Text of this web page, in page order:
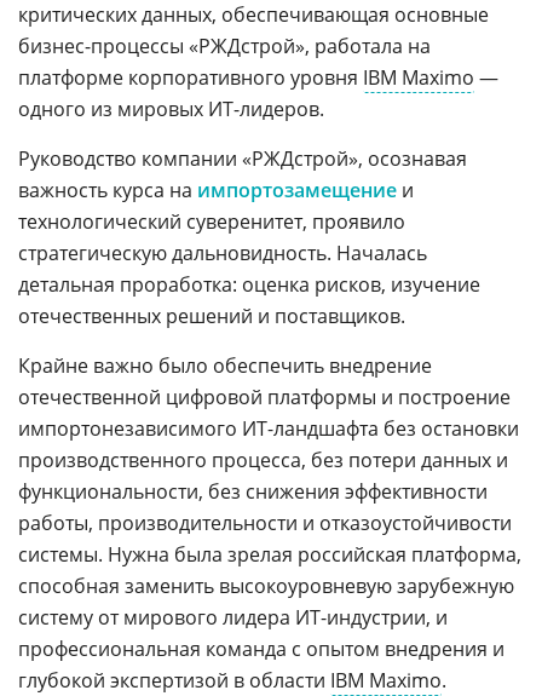
критических данных, обеспечивающая основные
бизнес-процессы «РЖДстрой», работала на
платформе корпоративного уровня IBM Maximo —
одного из мировых ИТ-лидеров.
Руководство компании «РЖДстрой», осознавая
важность курса на импортозамещение и
технологический суверенитет, проявило
стратегическую дальновидность. Началась
детальная проработка: оценка рисков, изучение
отечественных решений и поставщиков.
Крайне важно было обеспечить внедрение
отечественной цифровой платформы и построение
импортонезависимого ИТ-ландшафта без остановки
производственного процесса, без потери данных и
функциональности, без снижения эффективности
работы, производительности и отказоустойчивости
системы. Нужна была зрелая российская платформа,
способная заменить высокоуровневую зарубежную
систему от мирового лидера ИТ-индустрии, и
профессиональная команда с опытом внедрения и
глубокой экспертизой в области IBM Maximo.